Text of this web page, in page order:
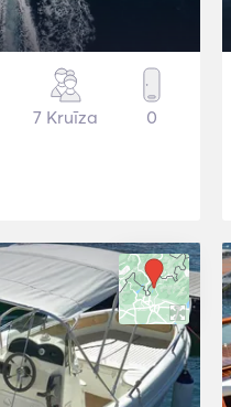
7 Kruīza 0